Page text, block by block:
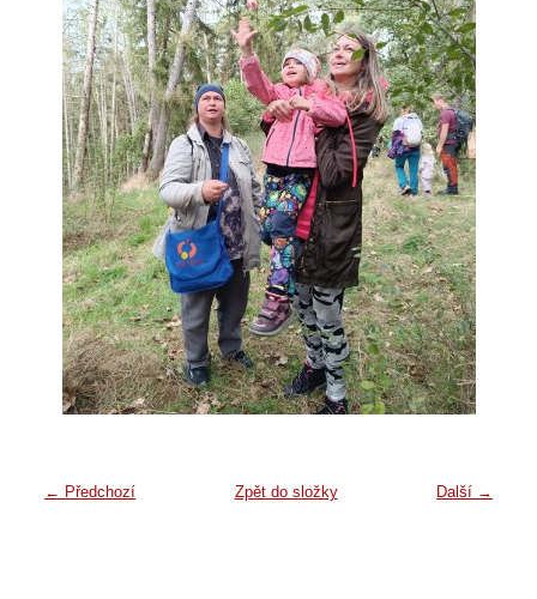
← Předchozí Další →
Zpět do složky